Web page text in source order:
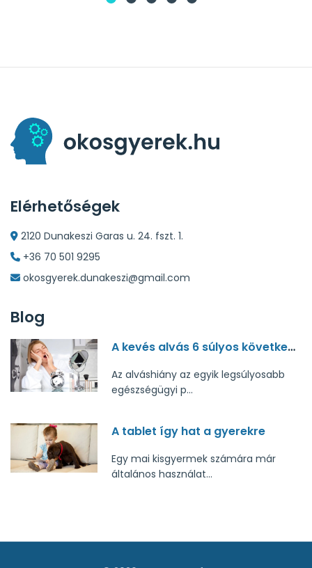
Elérhetőségek
2120 Dunakeszi Garas u. 24. fszt. 1.
+36 70 501 9295
okosgyerek.dunakeszi@gmail.com
Blog
A kevés alvás 6 súlyos következménye
Az alváshiány az egyik legsúlyosabb
egészségügyi p...
A tablet így hat a gyerekre
Egy mai kisgyermek számára már
általános használat...